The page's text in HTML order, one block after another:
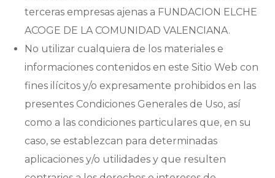
terceras empresas ajenas a FUNDACION ELCHE
ACOGE DE LA COMUNIDAD VALENCIANA.
No utilizar cualquiera de los materiales e
informaciones contenidos en este Sitio Web con
fines ilícitos y/o expresamente prohibidos en las
presentes Condiciones Generales de Uso, así
como a las condiciones particulares que, en su
caso, se establezcan para determinadas
aplicaciones y/o utilidades y que resulten